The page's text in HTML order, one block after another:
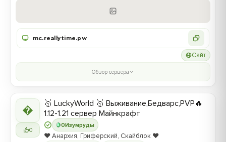
mc.reallytime.pw
Сайт
Обзор сервера

0
0Изумруды
🥇 LuckyWorld 🥇 Выживание,Бедварс,PVP🔥
1.12-1.21 сервер Майнкрафт
❤️ Анархия, Гриферский, Скайблок ❤️